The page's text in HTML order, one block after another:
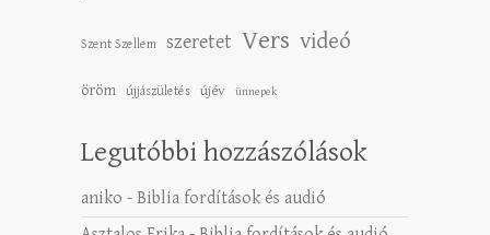
Szent Szellem szeretet Vers videó
öröm újjászületés újév ünnepek
Legutóbbi hozzászólások
aniko - Biblia fordítások és audió